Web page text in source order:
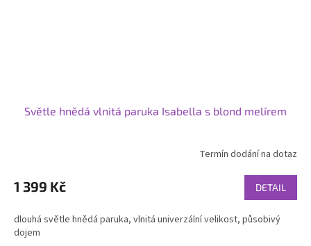
Světle hnědá vlnitá paruka Isabella s blond melírem
Termín dodání na dotaz
1 399 Kč DETAIL
dlouhá světle hnědá paruka, vlnitá univerzální velikost, působivý
dojem